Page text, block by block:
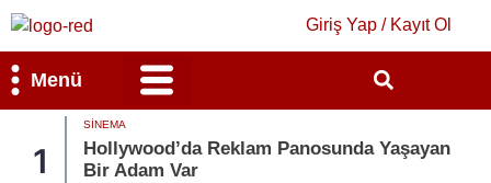
Giriş Yap / Kayıt Ol
Menü
1
SINEMA
Hollywood’da Reklam Panosunda Yaşayan
Bir Adam Var